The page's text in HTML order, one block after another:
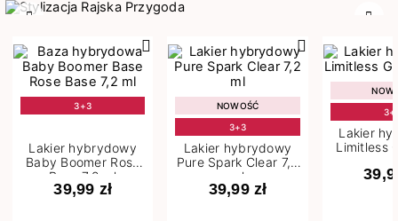
3+3
Lakier hybrydowy
Baby Boomer Rose
Base 7,2 ml
39,99 zł
NOWOŚĆ
3+3
Lakier hybrydowy
Pure Spark Clear 7,2
ml
39,99 zł
Lakier
Limitless